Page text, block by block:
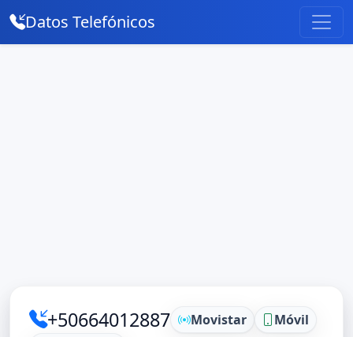
Datos Telefónicos
+50664012887 Movistar
Móvil